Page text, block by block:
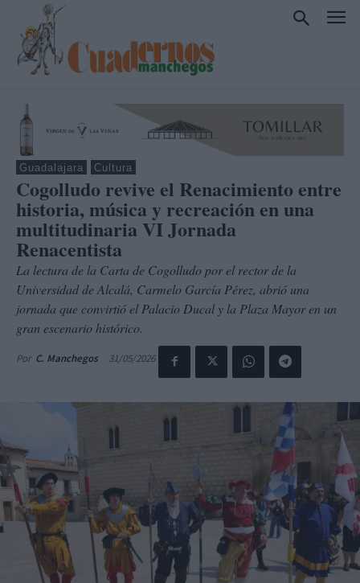
Guadalajara Cultura
Cogolludo revive el Renacimiento entre
historia, música y recreación en una
multitudinaria VI Jornada
Renacentista
La lectura de la Carta de Cogolludo por el rector de la
Universidad de Alcalá, Carmelo García Pérez, abrió una
jornada que convirtió el Palacio Ducal y la Plaza Mayor en un
gran escenario histórico.
Por C. Manchegos 31/05/2026